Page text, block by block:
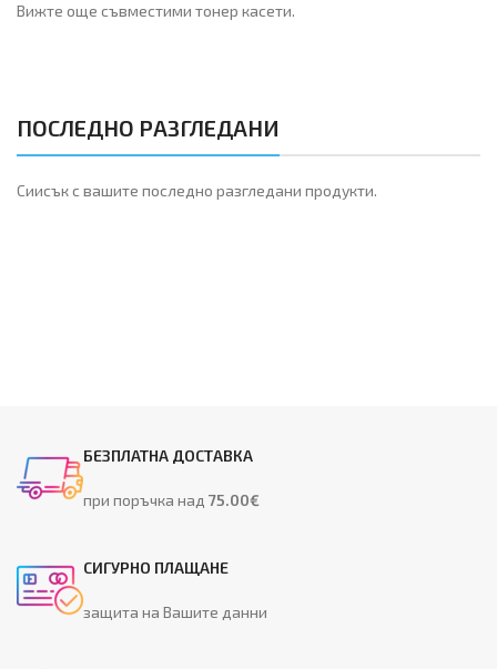
Вижте още съвместими тонер касети.
ПОСЛЕДНО РАЗГЛЕДАНИ
Сиисък с вашите последно разгледани продукти.
БЕЗПЛАТНА ДОСТАВКА
при поръчка над75.00€
СИГУРНО ПЛАЩАНЕ
защита на Вашите данни